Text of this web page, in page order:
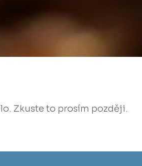
Zkuste to prosím později.